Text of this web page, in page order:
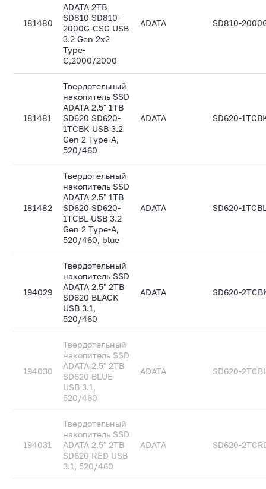
181480
ADATA 2TB
SD810 SD810-
2000G-CSG USB
3.2 Gen 2x2
Type-
C,2000/2000
ADATA SD810-
181481
Твердотельный
накопитель SSD
ADATA 2.5" 1TB
SD620 SD620-
1TCBK USB 3.2
Gen 2 Type-A,
520/460
ADATA SD620-
181482
Твердотельный
накопитель SSD
ADATA 2.5" 1TB
SD620 SD620-
1TCBL USB 3.2
Gen 2 Type-A,
520/460, blue
ADATA SD620-
194029
Твердотельный
накопитель SSD
ADATA 2.5" 2TB
SD620 BLACK
USB 3.1,
520/460
ADATA SD620-
194030
Твердотельный
накопитель SSD
ADATA 2.5" 2TB
SD620 BLUE
USB 3.1,
520/460
ADATA SD620-
194031
Твердотельный
накопитель SSD
ADATA 2.5" 2TB
SD620 RED USB
3.1, 520/460
ADATA SD620-